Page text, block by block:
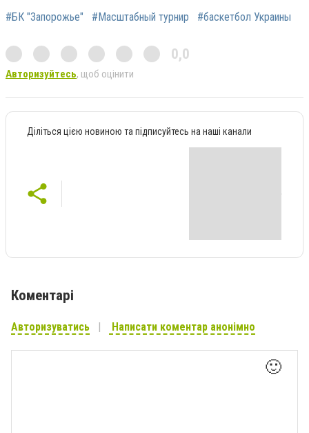
#БК "Запорожье" #Масштабный турнир #баскетбол Украины
0,0
Авторизуйтесь, щоб оцінити
Діліться цією новиною та підписуйтесь на наші канали
Коментарі
Авторизуватись Написати коментар анонімно
🙂